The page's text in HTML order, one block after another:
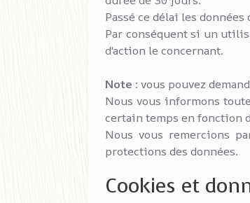
Passé ce délai les
Par conséquent si un
d'action le concernant.
Note : vous pouvez
Nous vous informons
certain temps en fonction
Nous vous remercions
protections des données.
Cookies et